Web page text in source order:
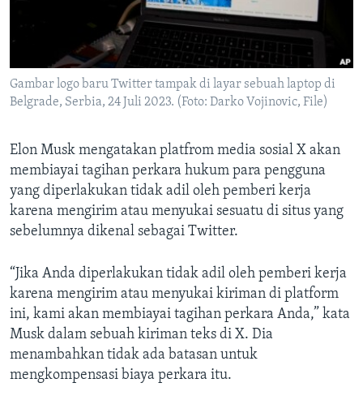
Gambar logo baru Twitter tampak di layar sebuah laptop di
Belgrade, Serbia, 24 Juli 2023. (Foto: Darko Vojinovic, File)
Elon Musk mengatakan platfrom media sosial X akan
membiayai tagihan perkara hukum para pengguna
yang diperlakukan tidak adil oleh pemberi kerja
karena mengirim atau menyukai sesuatu di situs yang
sebelumnya dikenal sebagai Twitter.
“Jika Anda diperlakukan tidak adil oleh pemberi kerja
karena mengirim atau menyukai kiriman di platform
ini, kami akan membiayai tagihan perkara Anda,” kata
Musk dalam sebuah kiriman teks di X. Dia
menambahkan tidak ada batasan untuk
mengkompensasi biaya perkara itu.